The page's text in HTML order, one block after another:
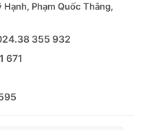
Phạm Quốc Thắng,
355 932
671